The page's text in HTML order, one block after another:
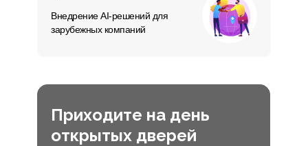
Внедрение AI-решений для
зарубежных компаний
Приходите на день
открытых дверей